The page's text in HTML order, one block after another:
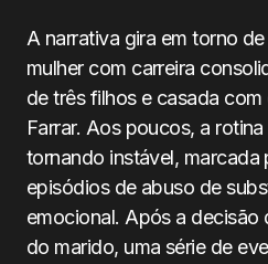
A narrativa gira em torno
mulher com carreira
de três filhos e casada
Farrar. Aos poucos, a
tornando instável,
episódios de abuso de
emocional. Após a decisão
do marido, uma série de